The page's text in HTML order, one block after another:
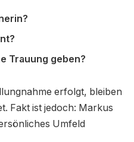
Trauung geben?
erfolgt, bleiben
Fakt ist jedoch: Markus
Umfeld